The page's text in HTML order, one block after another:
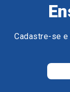
Cadastre-se